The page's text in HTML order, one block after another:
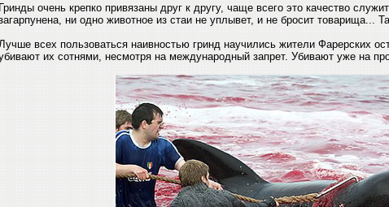
Гринды очень крепко привязаны друг к другу, чаще всего это качество
ни одно животное из стаи не уплывет, и не бросит товарища...
Лучше всех пользоваться наивностью гринд научились жители Фарерских
их сотнями, несмотря на международный запрет. Убивают уже на